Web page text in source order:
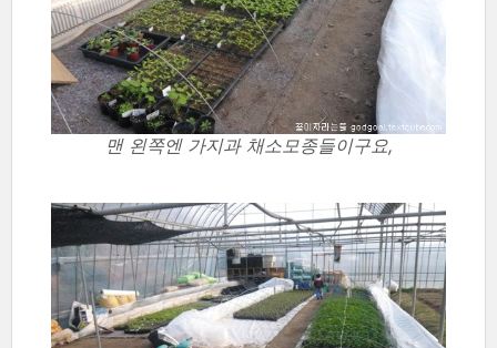
맨 왼쪽엔 가지과 채소모종들이구요,